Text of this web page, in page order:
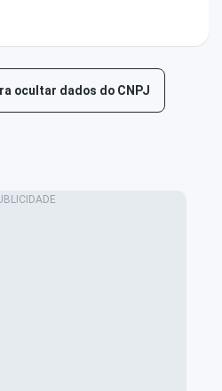
ocultar dados do CNPJ